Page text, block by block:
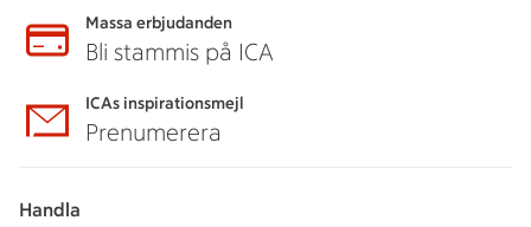
Massa erbjudanden
Bli stammis på ICA
ICAs inspirationsmejl
Prenumerera
Handla